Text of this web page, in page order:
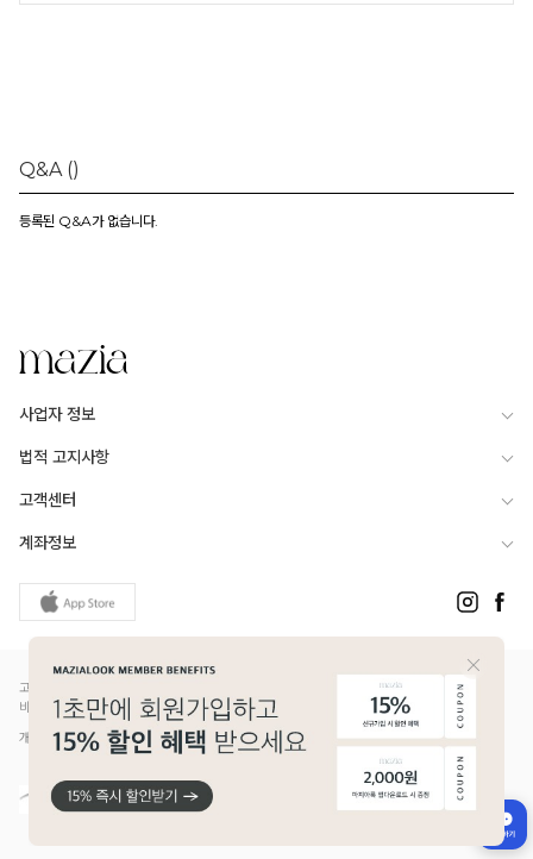
Q&A ()
등록된 Q&A가 없습니다.
사업자 정보
법적 고지사항
고객센터
계좌정보
고객님은 안전거래를 위해 현금 등으로 결제 시 저희 쇼핑몰에서 가입한 PG사의 구매안전서
비스를 이용하실 수 있습니다.
개인정보보호배상책임보험(Ⅱ) 가입 - 메리츠화재 증권번호 14610-1327